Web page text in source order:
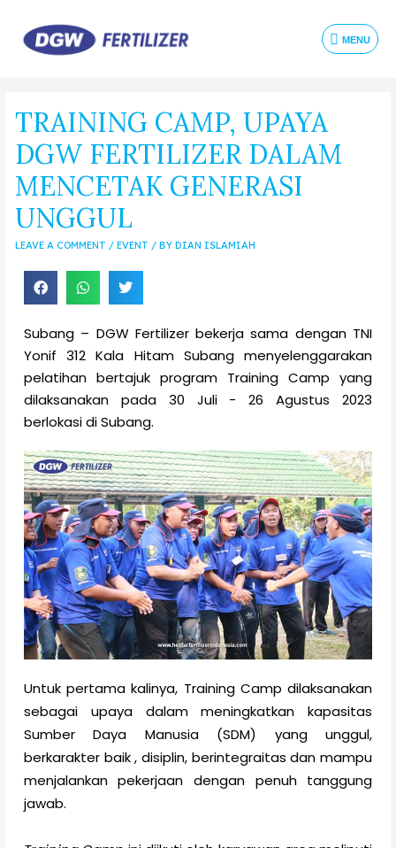
MENU
TRAINING CAMP, UPAYA
DGW FERTILIZER DALAM
MENCETAK GENERASI
UNGGUL
LEAVE A COMMENT / EVENT / BY DIAN ISLAMIAH
Subang – DGW Fertilizer bekerja sama dengan TNI
Yonif 312 Kala Hitam Subang menyelenggarakan
pelatihan bertajuk program Training Camp yang
dilaksanakan pada 30 Juli - 26 Agustus 2023
berlokasi di Subang.
Untuk pertama kalinya, Training Camp dilaksanakan
sebagai upaya dalam meningkatkan kapasitas
Sumber Daya Manusia (SDM) yang unggul,
berkarakter baik , disiplin, berintegraitas dan mampu
menjalankan pekerjaan dengan penuh tanggung
jawab.